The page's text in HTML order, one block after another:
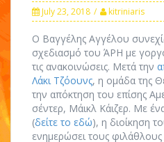
July 23, 2018 kitriniaris
Ο Βαγγέλης Αγγέλου
σχεδιασμό του ΆΡΗ με
τις ανακοινώσεις. Μετά την
Λάκι Τζόουνς, η ομάδα της
την απόκτηση του επίσης
σέντερ, Μάικλ Κάιζερ. Με
(δείτε το εδώ), η διοίκηση
ενημερώσει τους φιλάθλους